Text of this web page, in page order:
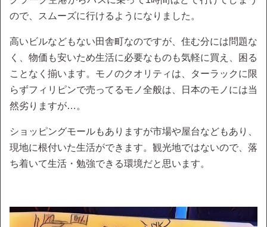
ので、スムーズに行けるようになりました。
高いビルなどもない田舎町なのですが、住む分には問題な
く、物価も安いため生活に必要なものも気軽に買え、困る
ことなく揃います。モノのクオリティは、ターラックに限
らずフィリピンで売ってるモノ全般は、日本のモノには当
然劣りますが…。
ショッピングモールもありますが市場や屋台などもあり、
現地に根付いた生活ができます。観光地ではないので、落
ち着いて生活・勉強できる環境だと思います。